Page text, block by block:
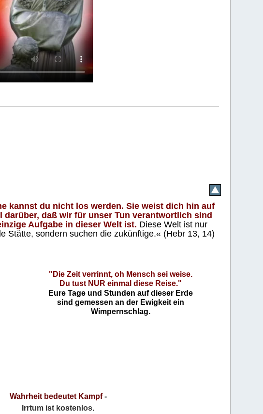
kannst du nicht los werden. Sie weist dich hin auf
daß wir für unser Tun verantwortlich sind
Aufgabe in dieser Welt ist. Diese Welt ist nur
Stätte, sondern suchen die zukünftige.« (Hebr 13, 14)
"Die Zeit verrinnt, oh Mensch sei weise.
Du tust NUR einmal diese Reise."
Eure Tage und Stunden auf dieser Erde
sind gemessen an der Ewigkeit ein
Wimpernschlag.
Wahrheit bedeutet Kampf-
Irrtum ist kostenlos.